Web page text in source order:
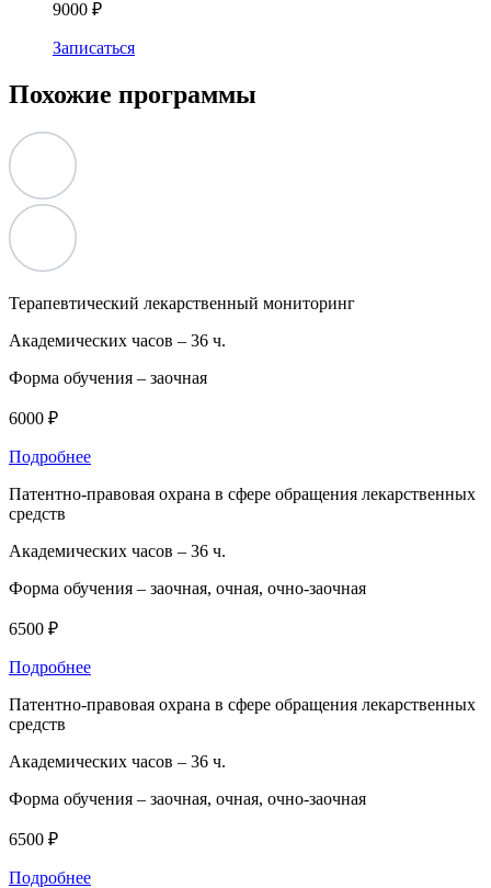
9000 ₽
Записаться
Похожие программы
Терапевтический лекарственный мониторинг
Академических часов – 36 ч.
Форма обучения – заочная
6000 ₽
Подробнее
Патентно-правовая охрана в сфере обращения лекарственных
средств
Академических часов – 36 ч.
Форма обучения – заочная, очная, очно-заочная
6500 ₽
Подробнее
Патентно-правовая охрана в сфере обращения лекарственных
средств
Академических часов – 36 ч.
Форма обучения – заочная, очная, очно-заочная
6500 ₽
Подробнее